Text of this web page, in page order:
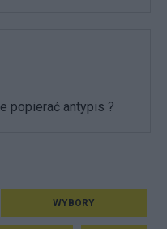
popierać antypis ?
WYBORY